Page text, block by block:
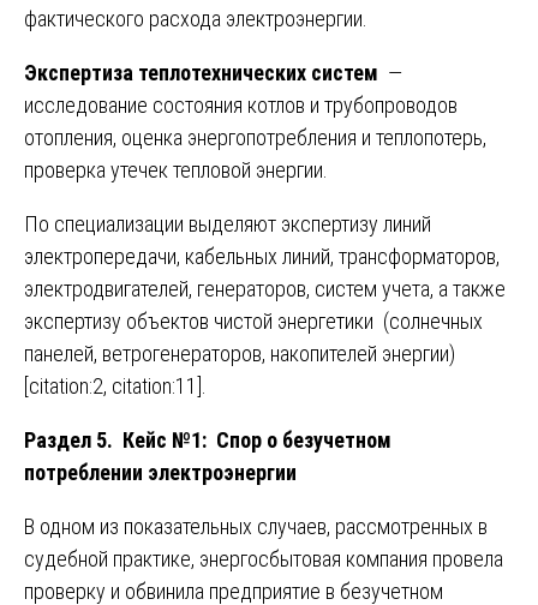
фактического расхода электроэнергии.
Экспертиза теплотехнических систем —
исследование состояния котлов и трубопроводов
отопления, оценка энергопотребления и теплопотерь,
проверка утечек тепловой энергии.
По специализации выделяют экспертизу линий
электропередачи, кабельных линий, трансформаторов,
электродвигателей, генераторов, систем учета, а также
экспертизу объектов чистой энергетики (солнечных
панелей, ветрогенераторов, накопителей энергии)
[citation:2, citation:11].
Раздел 5. Кейс №1: Спор о безучетном
потреблении электроэнергии
В одном из показательных случаев, рассмотренных в
судебной практике, энергосбытовая компания провела
проверку и обвинила предприятие в безучетном